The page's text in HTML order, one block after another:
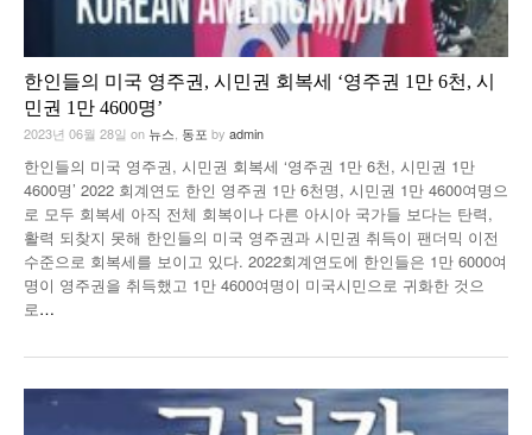
한인들의 미국 영주권, 시민권 회복세 ‘영주권 1만 6천, 시
민권 1만 4600명’
2023년 06월 28일 on뉴스 동포 by admin
한인들의 미국 영주권, 시민권 회복세 ‘영주권 1만 6천, 시민권 1만
4600명’ 2022 회계연도 한인 영주권 1만 6천명, 시민권 1만 4600여명으
로 모두 회복세 아직 전체 회복이나 다른 아시아 국가들 보다는 탄력,
활력 되찾지 못해 한인들의 미국 영주권과 시민권 취득이 팬더믹 이전
수준으로 회복세를 보이고 있다. 2022회계연도에 한인들은 1만 6000여
명이 영주권을 취득했고 1만 4600여명이 미국시민으로 귀화한 것으
로…